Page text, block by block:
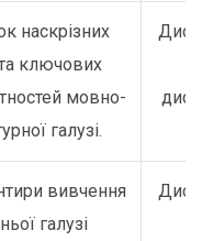
наскрізних
ключових
мовно-
галузі.
вивчення
галузі